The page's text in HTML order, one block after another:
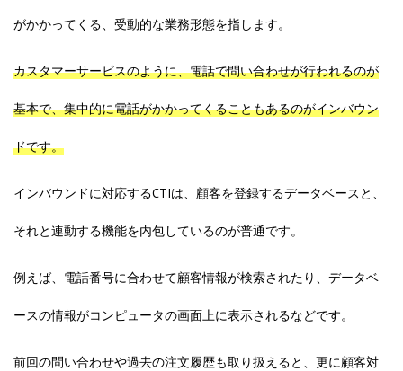
がかかってくる、受動的な業務形態を指します。
カスタマーサービスのように、電話で問い合わせが行われるのが
基本で、集中的に電話がかかってくることもあるのがインバウン
ドです。
インバウンドに対応するCTIは、顧客を登録するデータベースと、
それと連動する機能を内包しているのが普通です。
例えば、電話番号に合わせて顧客情報が検索されたり、データベ
ースの情報がコンピュータの画面上に表示されるなどです。
前回の問い合わせや過去の注文履歴も取り扱えると、更に顧客対